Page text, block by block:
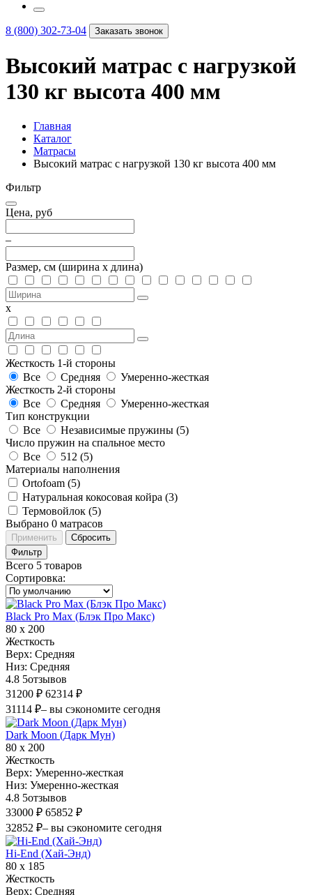
8 (800) 302-73-04 Заказать звонок
Высокий матрас с нагрузкой
130 кг высота 400 мм
Главная
Каталог
Матрасы
Высокий матрас с нагрузкой 130 кг высота 400 мм
Фильтр
Цена, руб
–
Размер, см (ширина х длина)
х
Жесткость 1-й стороны
Все
Средняя
Умеренно-жесткая
Жесткость 2-й стороны
Все
Средняя
Умеренно-жесткая
Тип конструкции
Все
Независимые пружины (5)
Число пружин на спальное место
Все
512 (5)
Материалы наполнения
Ortofoam (5)
Натуральная кокосовая койра (3)
Термовойлок (5)
Выбрано 0 матрасов
Применить
Сбросить
Фильтр
Всего 5 товаров
Сортировка:
Black Pro Max (Блэк Про Макс)
80 х 200
Жесткость
Верх: Средняя
Низ: Средняя
4.8 5отзывов
31200 ₽ 62314 ₽
31114 ₽– вы сэкономите сегодня
Dark Moon (Дарк Мун)
80 х 200
Жесткость
Верх: Умеренно-жесткая
Низ: Умеренно-жесткая
4.8 5отзывов
33000 ₽ 65852 ₽
32852 ₽– вы сэкономите сегодня
Hi-End (Хай-Энд)
80 х 185
Жесткость
Верх: Средняя